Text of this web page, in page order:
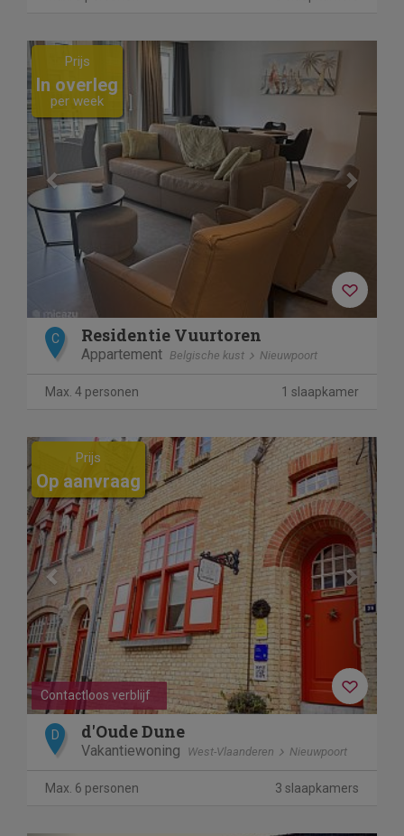
Previous
Prijs
In overleg
per week
C Residentie Vuurtoren
Appartement Belgische kust Nieuwpoort
Max. 4 personen 1 slaapkamer
Previous Next
Contactloos verblijf
Prijs
Op aanvraag
D d'Oude Dune
Vakantiewoning West-Vlaanderen Nieuwpoort
Max. 6 personen 3 slaapkamers